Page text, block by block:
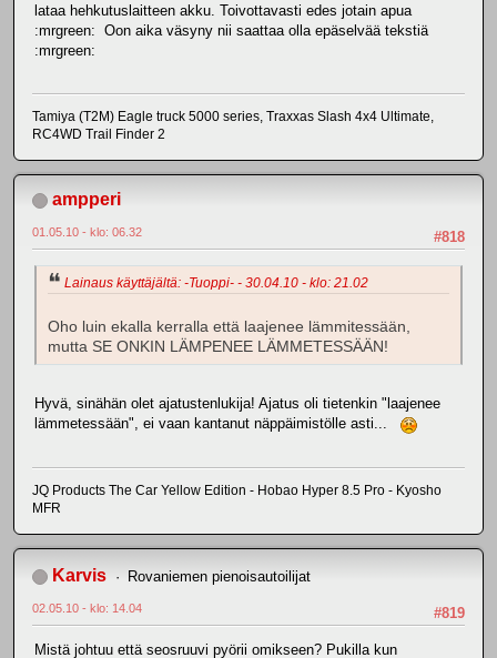
lataa hehkutuslaitteen akku. Toivottavasti edes jotain apua
:mrgreen: Oon aika väsyny nii saattaa olla epäselvää tekstiä
:mrgreen:
Tamiya (T2M) Eagle truck 5000 series, Traxxas Slash 4x4 Ultimate,
RC4WD Trail Finder 2
ampperi
#818
01.05.10 - klo: 06.32
Lainaus käyttäjältä: -Tuoppi- - 30.04.10 - klo: 21.02
Oho luin ekalla kerralla että laajenee lämmitessään,
mutta SE ONKIN LÄMPENEE LÄMMETESSÄÄN!
Hyvä, sinähän olet ajatustenlukija! Ajatus oli tietenkin "laajenee
lämmetessään", ei vaan kantanut näppäimistölle asti...
JQ Products The Car Yellow Edition - Hobao Hyper 8.5 Pro - Kyosho
MFR
Karvis Rovaniemen pienoisautoilijat
#819
02.05.10 - klo: 14.04
Mistä johtuu että seosruuvi pyörii omikseen? Pukilla kun